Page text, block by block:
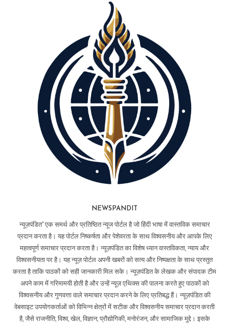
NEWSPANDIT
न्यूज़पंडित" एक समर्थ और प्रतिष्ठित न्यूज पोर्टल है जो हिंदी भाषा में वास्तविक समाचार
प्रदान करता है। यह पोर्टल निष्कर्षता और पेशेवरता के साथ विश्वसनीय और आपके लिए
महत्वपूर्ण समाचार प्रदान करता है। न्यूज़पंडित का विशेष ध्यान वास्तविकता, न्याय और
विश्वसनीयता पर है। यह न्यूज़ पोर्टल अपनी खबरों को सत्य और निष्पक्षता के साथ प्रस्तुत
करता है ताकि पाठकों को सही जानकारी मिल सके। न्यूज़पंडित के लेखक और संपादक टीम
अपने काम में गरिमामयी होती है और उन्हें न्यूज़ एथिक्स की पालना करते हुए पाठकों को
विश्वसनीय और गुणवत्ता वाले समाचार प्रदान करने के लिए प्रतिबद्ध हैं। न्यूज़पंडित की
वेबसाइट उपयोगकर्ताओं को विभिन्न क्षेत्रों में सटीक और विश्वसनीय समाचार प्रदान करती
है, जैसे राजनीति, विश्व, खेल, विज्ञान, प्रौद्योगिकी, मनोरंजन, और सामाजिक मुद्दे। इसके